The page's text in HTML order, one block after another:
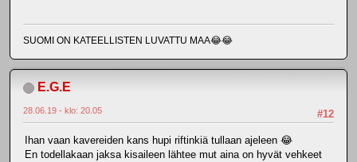
SUOMI ON KATEELLISTEN LUVATTU MAA😂😂
E.G.E
#12
28.06.19 - klo: 20.05
Ihan vaan kavereiden kans hupi riftinkiä tullaan ajeleen 😂
En todellakaan jaksa kisaileen lähtee mut aina on hyvät vehkeet